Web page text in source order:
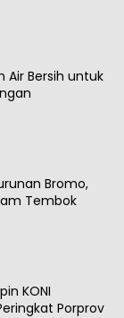
Air Bersih untuk
Bromo,
Tembok
KONI
Porprov